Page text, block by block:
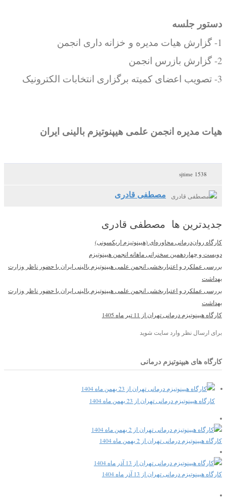
دستور جلسه
1- گزارش هیات مدیره و خزانه داری انجمن
2- گزارش بازرس انجمن
3- تصویب اعضای کمیته برگزاری انتخابات الکترونیک
هیات مدیره انجمن علمی هیپنوتیزم بالینی ایران
1538 sjtime
مصطفی قادری
جدیدترین ها مصطفی قادری
کارگاه روان‌درمانی محاوره‌ای (هیپنوتیزم اریکسونی)
دویست و چهاردهمین سخنرانی ماهانه انجمن هیپنوتیزم
بررسی عملکرد و اعتباربخشی انجمن علمی هیپنوتیزم بالینی ایران با حضور ناظر وزارت
بهداشت
بررسی عملکرد و اعتباربخشی انجمن علمی هیپنوتیزم بالینی ایران با حضور ناظر وزارت
بهداشت
کارگاه هیپنوتیزم درمانی تهران از 11 تیر ماه 1405
برای ارسال نظر وارد سایت شوید
کارگاه های هیپنوتیزم درمانی
کارگاه هیپنوتیزم درمانی تهران از 23 بهمن ماه 1404
کارگاه هیپنوتیزم درمانی تهران از 2 بهمن ماه 1404
کارگاه هیپنوتیزم درمانی تهران از 13 آذر ماه 1404